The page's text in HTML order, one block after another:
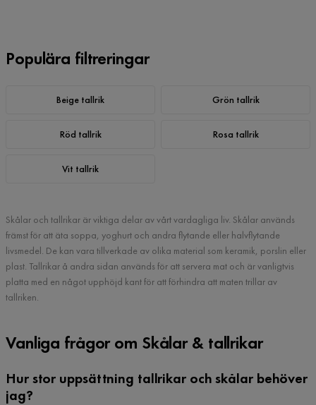
Populära filtreringar
Beige tallrik Grön tallrik
Röd tallrik Rosa tallrik
Vit tallrik
Skålar och tallrikar är viktiga delar av vårt vardagliga liv. Skålar används
främst för att äta soppa, yoghurt och andra flytande eller halvflytande
livsmedel. De kan vara tillverkade av olika material som keramik, porslin eller
plast. Tallrikar å andra sidan används för att servera mat och är vanligtvis
platta med en något upphöjd kant för att förhindra att maten trillar av
tallriken.
Vanliga frågor om Skålar & tallrikar
Hur stor uppsättning tallrikar och skålar behöver
jag?